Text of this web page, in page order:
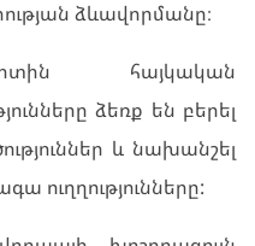
ձևավորմանը։
հայկական
ձեռք են բերել
և նախանշել
ուղղությունները: